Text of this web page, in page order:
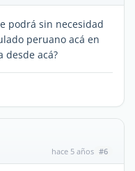
podrá sin necesidad
peruano acá en
desde acá?
hace 5 años #6